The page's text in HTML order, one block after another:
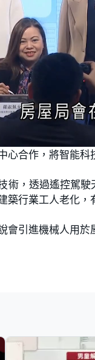
0
.
心合作，將智能科
術，透過遙控駕
築行業工人老化
會引進機械人用於